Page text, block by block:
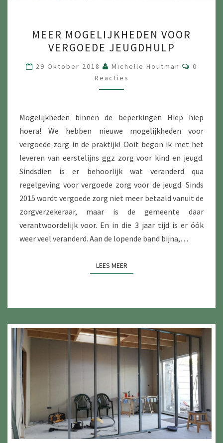
MOGELIJKHEDEN
VOOR
VERGOEDE
JEUGDHULP
MEER MOGELIJKHEDEN VOOR
VERGOEDE JEUGDHULP
29 Oktober 2018 Michelle Houtman
0
Reacties
Mogelijkheden binnen de beperkingen Hiep hiep
hoera! We hebben nieuwe mogelijkheden voor
vergoede zorg in de praktijk! Ooit begon ik met het
leveren van eerstelijns ggz zorg voor kind en jeugd.
Sindsdien is er behoorlijk wat veranderd qua
regelgeving voor vergoede zorg voor de jeugd. Sinds
2015 wordt vergoede zorg niet meer betaald vanuit de
zorgverzekeraar, maar is de gemeente daar
verantwoordelijk voor. En in die 3 jaar tijd is er óók
weer veel veranderd. Aan de lopende band bijna,…
LEES MEERLEES MEER